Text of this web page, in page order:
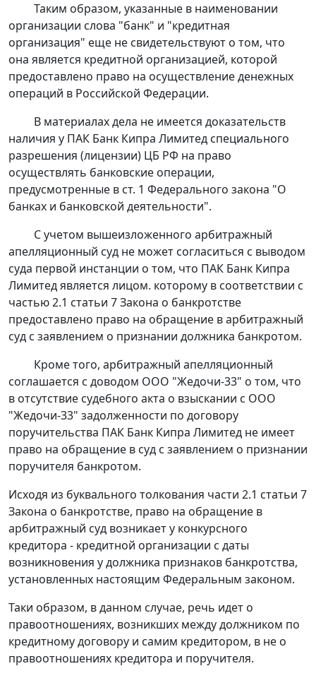
Таким образом, указанные в наименовании
организации слова "банк" и "кредитная
организация" еще не свидетельствуют о том, что
она является кредитной организацией, которой
предоставлено право на осуществление денежных
операций в Российской Федерации.
В материалах дела не имеется доказательств
наличия у ПАК Банк Кипра Лимитед специального
разрешения (лицензии) ЦБ РФ на право
осуществлять банковские операции,
предусмотренные в ст. 1 Федерального закона "О
банках и банковской деятельности".
С учетом вышеизложенного арбитражный
апелляционный суд не может согласиться с выводом
суда первой инстанции о том, что ПАК Банк Кипра
Лимитед является лицом. которому в соответствии с
частью 2.1 статьи 7Закона о банкротстве
предоставлено право на обращение в арбитражный
суд с заявлением о признании должника банкротом.
Кроме того, арбитражный апелляционный
соглашается с доводом ООО "Жедочи-33" о том, что
в отсутствие судебного акта о взыскании с ООО
"Жедочи-33" задолженности по договору
поручительства ПАК Банк Кипра Лимитед не имеет
право на обращение в суд с заявлением о признании
поручителя банкротом.
Исходя из буквального толкования части 2.1 статьи 7
Закона о банкротстве, право на обращение в
арбитражный суд возникает у конкурсного
кредитора - кредитной организации с даты
возникновения у должника признаков банкротства,
установленных настоящим Федеральным законом.
Таки образом, в данном случае, речь идет о
правоотношениях, возникших между должником по
кредитному договору и самим кредитором, в не о
правоотношениях кредитора и поручителя.